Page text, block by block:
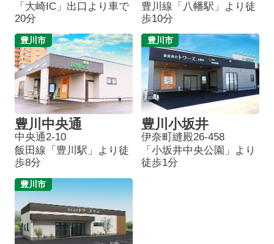
「大崎IC」出口より車で
20分
豊川線「八幡駅」より徒
歩10分
豊川市
豊川中央通
中央通2-10
飯田線「豊川駅」より徒
歩8分
豊川市
豊川小坂井
伊奈町縫殿26-458
「小坂井中央公園」より
徒歩1分
豊川市